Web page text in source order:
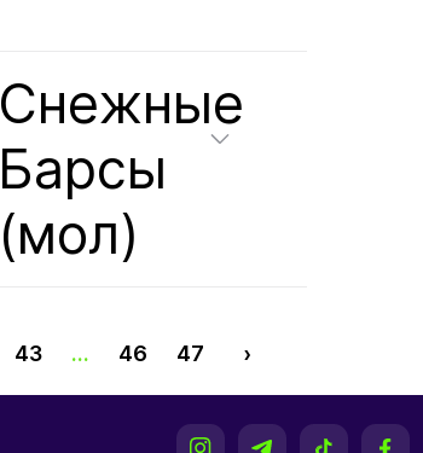
Снежные
Барсы
(мол)
43 ... 46 47 ›